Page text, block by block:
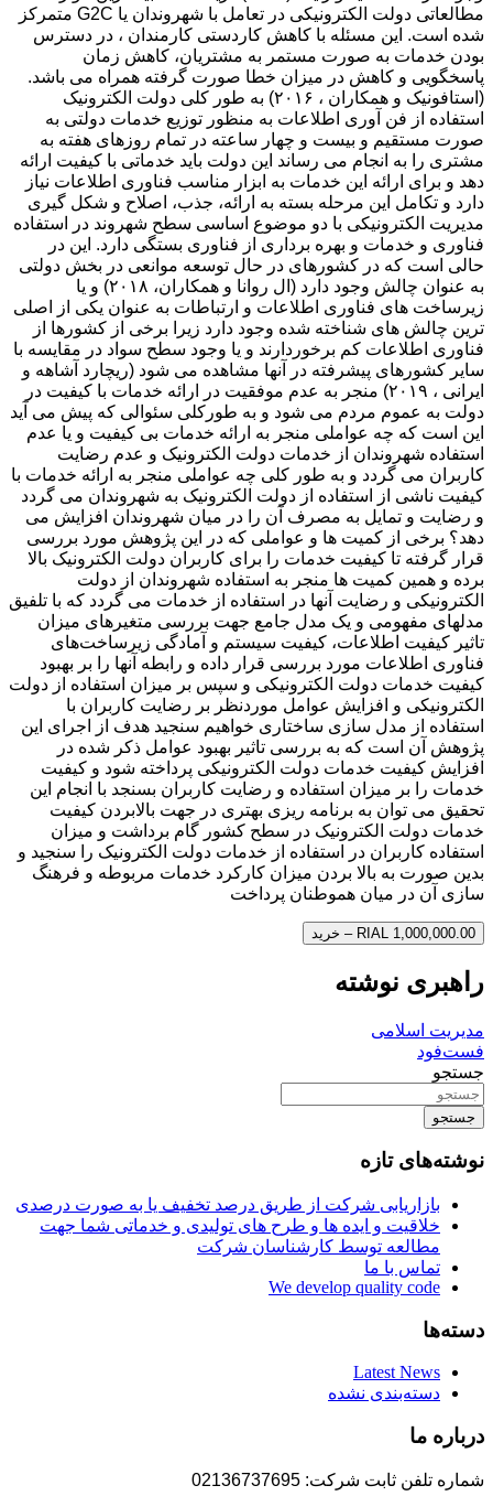
مطالعاتی دولت الکترونیکی در تعامل با شهروندان یا G2C متمرکز
شده است. این مسئله با کاهش کاردستی کارمندان ، در دسترس
بودن خدمات به صورت مستمر به مشتریان، کاهش زمان
پاسخگویی و کاهش در میزان خطا صورت گرفته همراه می باشد.
(استافونیک و همکاران ، ۲۰۱۶) به طور کلی دولت الکترونیک
استفاده از فن آوری اطلاعات به منظور توزیع خدمات دولتی به
صورت مستقیم و بیست و چهار ساعته در تمام روزهای هفته به
مشتری را به انجام می رساند این دولت باید خدماتی با کیفیت ارائه
دهد و برای ارائه این خدمات به ابزار مناسب فناوری اطلاعات نیاز
دارد و تکامل این مرحله بسته به ارائه، جذب، اصلاح و شکل گیری
مدیریت الکترونیکی با دو موضوع اساسی سطح شهروند در استفاده
فناوری و خدمات و بهره برداری از فناوری بستگی دارد. این در
حالی است که در کشورهای در حال توسعه موانعی در بخش دولتی
به عنوان چالش وجود دارد (ال روانا و همکاران، ۲۰۱۸) و یا
زیرساخت های فناوری اطلاعات و ارتباطات به عنوان یکی از اصلی
ترین چالش های شناخته شده وجود دارد زیرا برخی از کشورها از
فناوری اطلاعات کم برخوردارند و یا وجود سطح سواد در مقایسه با
سایر کشورهای پیشرفته در آنها مشاهده می شود (ریچارد آشاهه و
ایرانی ، ۲۰۱۹) منجر به عدم موفقیت در ارائه خدمات با کیفیت در
دولت به عموم مردم می شود و به طورکلی سئوالی که پیش می آید
این است که چه عواملی منجر به ارائه خدمات بی کیفیت و یا عدم
استفاده شهروندان از خدمات دولت الکترونیک و عدم رضایت
کاربران می گردد و به طور کلی چه عواملی منجر به ارائه خدمات با
کیفیت ناشی از استفاده از دولت الکترونیک به شهروندان می گردد
و رضایت و تمایل به مصرف آن را در میان شهروندان افزایش می
دهد؟ برخی از کمیت ها و عواملی که در این پژوهش مورد بررسی
قرار گرفته تا کیفیت خدمات را برای کاربران دولت الکترونیک بالا
برده و همین کمیت ها منجر به استفاده شهروندان از دولت
الکترونیکی و رضایت آنها در استفاده از خدمات می گردد که با تلفیق
مدلهای مفهومی و یک مدل جامع جهت بررسی متغیرهای میزان
تاثیر کیفیت اطلاعات، کیفیت سیستم و آمادگی زیرساخت‌های
فناوری اطلاعات مورد بررسی قرار داده و رابطه آنها را بر بهبود
کیفیت خدمات دولت الکترونیکی و سپس بر میزان استفاده از دولت
الکترونیکی و افزایش عوامل موردنظر بر رضایت کاربران با
استفاده از مدل سازی ساختاری خواهیم سنجید هدف از اجرای این
پژوهش آن است که به بررسی تاثیر بهبود عوامل ذکر شده در
افزایش کیفیت خدمات دولت الکترونیکی پرداخته شود و کیفیت
خدمات را بر میزان استفاده و رضایت کاربران بسنجد با انجام این
تحقیق می توان به برنامه ریزی بهتری در جهت بالابردن کیفیت
خدمات دولت الکترونیک در سطح کشور گام برداشت و میزان
استفاده کاربران در استفاده از خدمات دولت الکترونیک را سنجید و
بدین صورت به بالا بردن میزان کارکرد خدمات مربوطه و فرهنگ
سازی آن در میان هموطنان پرداخت
RIAL 1,000,000.00 – خرید
راهبری نوشته
مدیریت اسلامی
فست‌فود
جستجو
جستجو
نوشته‌های تازه
بازاریابی شرکت از طریق درصد تخفیف یا به صورت درصدی
خلاقیت و ایده ها و طرح های تولیدی و خدماتی شما جهت
مطالعه توسط کارشناسان شرکت
تماس با ما
We develop quality code
دسته‌ها
Latest News
دسته‌بندی نشده
درباره ما
شماره تلفن ثابت شرکت: 02136737695